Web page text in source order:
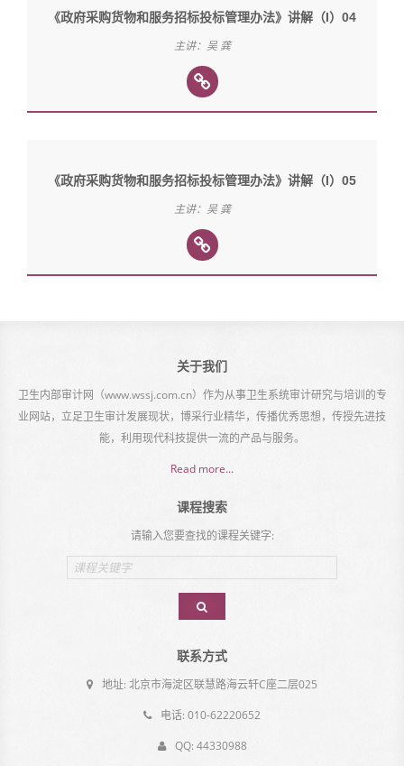
《政府采购货物和服务招标投标管理办法》讲解（I）04
主讲：吴 龚
《政府采购货物和服务招标投标管理办法》讲解（I）05
主讲：吴 龚
关于我们
卫生内部审计网（www.wssj.com.cn）作为从事卫生系统审计研究与培训的专
业网站，立足卫生审计发展现状，博采行业精华，传播优秀思想，传授先进技
能，利用现代科技提供一流的产品与服务。
Read more...
课程搜索
请输入您要查找的课程关键字:
Email
address
联系方式
地址: 北京市海淀区联慧路海云轩C座二层025
电话: 010-62220652
QQ: 44330988